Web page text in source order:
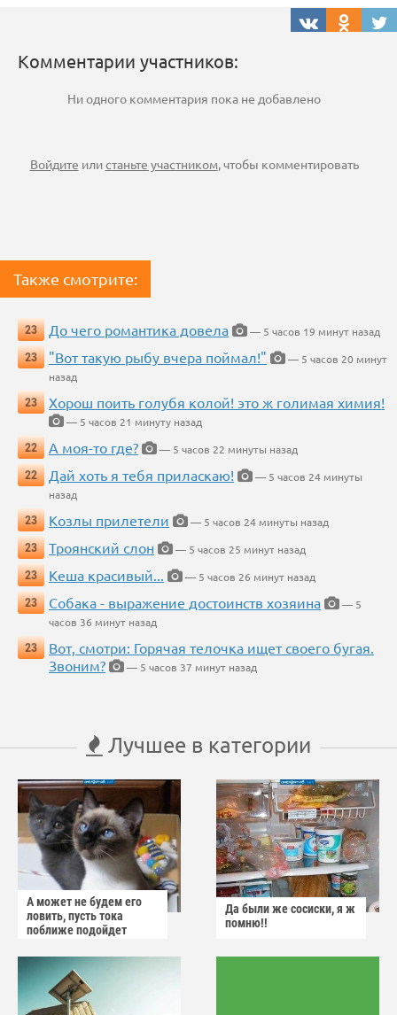
Комментарии участников:
Ни одного комментария пока не добавлено
Войдите илистаньте участником, чтобы комментировать
Также смотрите:
23 До чего романтика довела
— 5 часов 19 минут назад
23
"Вот такую рыбу вчера поймал!"
— 5 часов 20 минут
назад
23
Хорош поить голубя колой! это ж голимая химия!
— 5 часов 21 минуту назад
22
А моя-то где?
— 5 часов 22 минуты назад
22
Дай хоть я тебя приласкаю!
— 5 часов 24 минуты
назад
23
Козлы прилетели
— 5 часов 24 минуты назад
23
Троянский слон
— 5 часов 25 минут назад
23
Кеша красивый...
— 5 часов 26 минут назад
23
Собака - выражение достоинств хозяина
— 5
часов 36 минут назад
23
Вот, смотри: Горячая телочка ищет своего бугая.
Звоним?
— 5 часов 37 минут назад
Лучшее в категории
А может не будем его
ловить, пусть тока
поближе подойдет
Да были же сосиски, я ж
помню!!